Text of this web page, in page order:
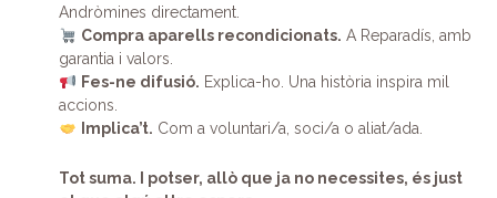
Andròmines directament.
Compra aparells recondicionats. A Reparadís, amb
garantia i valors.
Fes-ne difusió. Explica-ho. Una història inspira mil
accions.
Implica’t. Com a voluntari/a, soci/a o aliat/ada.
Tot suma. I potser, allò que ja no necessites, és just